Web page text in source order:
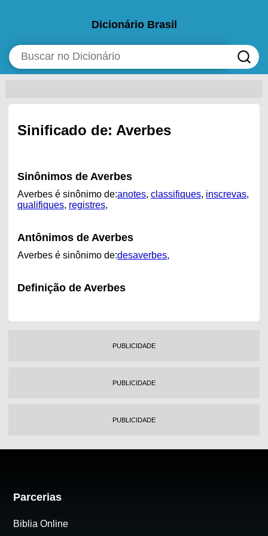
Dicionário Brasil
Sinificado de: Averbes
Sinônimos de Averbes
Averbes é sinônimo de:anotes, classifiques, inscrevas,
qualifiques, registres,
Antônimos de Averbes
Averbes é sinônimo de:desaverbes,
Definição de Averbes
PUBLICIDADE
PUBLICIDADE
PUBLICIDADE
Parcerias
Biblia Online